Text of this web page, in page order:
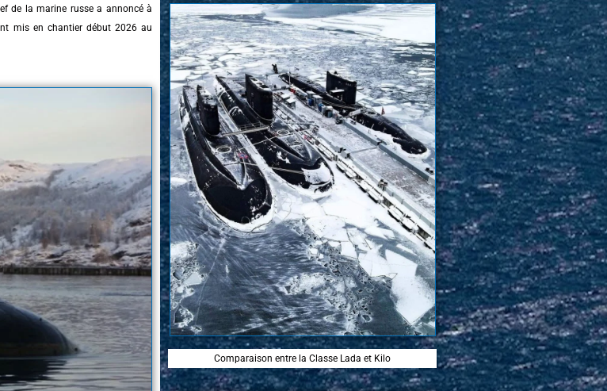
de la marine russe a annoncé à
mis en chantier début 2026 au
Comparaison entre la Classe Lada et Kilo